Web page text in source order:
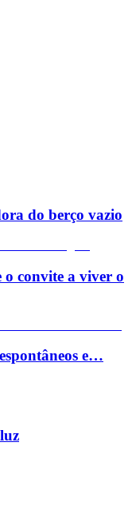
do berço vazio
convite a viver o
e…